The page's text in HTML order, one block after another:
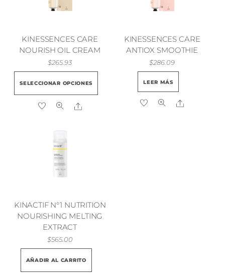
KINESSENCES CARE
NOURISH OIL CREAM
$265.93
SELECCIONAR OPCIONES
producto
en
Share
KINESSENCES CARE
ANTIOX SMOOTHIE
$286.09
LEER MÁS
Share
KINACTIF N°1 NUTRITION
NOURISHING MELTING
EXTRACT
$565.00
AÑADIR AL CARRITO